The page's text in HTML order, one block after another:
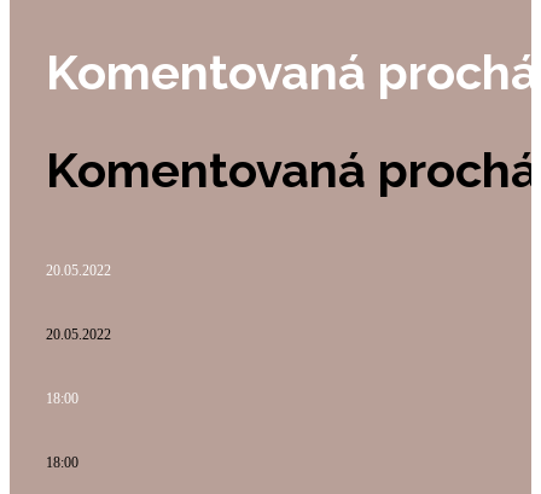
Komentovaná
Komentovaná
20.05.2022
20.05.2022
18:00
18:00